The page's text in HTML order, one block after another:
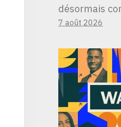
désormais
7 août 2026